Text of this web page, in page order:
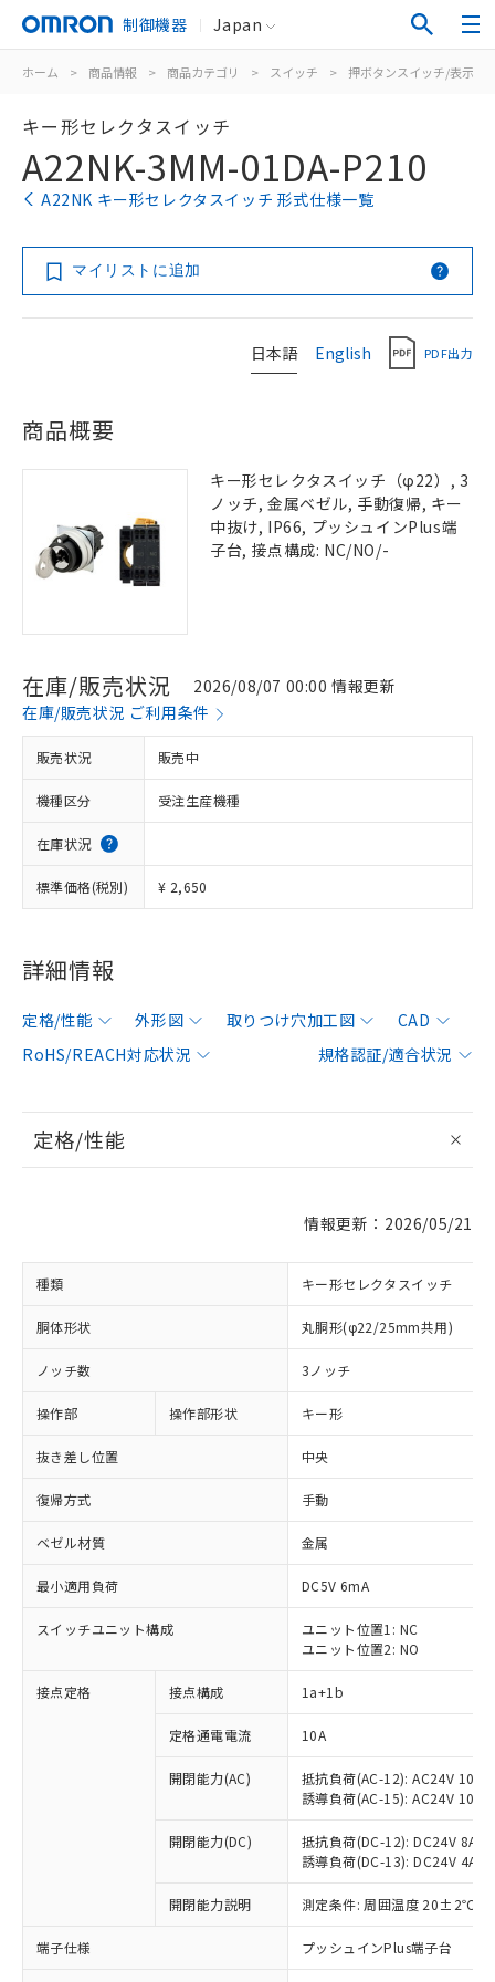
制御機器 Japan
ホーム > 商品情報 > 商品カテゴリ > スイッチ > 押ボタンスイッチ/表示灯
キー形セレクタスイッチ
A22NK-3MM-01DA-P210
A22NK キー形セレクタスイッチ 形式仕様一覧
マイリストに追加
日本語 English PDF出力
商品概要
キー形セレクタスイッチ（φ22）, 3
ノッチ, 金属ベゼル, 手動復帰, キー
中抜け, IP66, プッシュインPlus端
子台, 接点構成: NC/NO/-
在庫/販売状況
2026/08/07 00:00 情報更新
在庫/販売状況 ご利用条件
販売状況 販売中
機種区分 受注生産機種
在庫状況
標準価格(税別) ¥ 2,650
詳細情報
定格/性能 外形図 取りつけ穴加工図
CAD
RoHS/REACH対応状況
規格認証/適合状況
定格/性能
情報更新：2026/05/21
種類 キー形セレクタスイッチ
胴体形状 丸胴形(φ22/25mm共用)
ノッチ数 3ノッチ
操作部 操作部形状 キー形
抜き差し位置 中央
復帰方式 手動
ベゼル材質 金属
最小適用負荷 DC5V 6mA
スイッチユニット構成
ユニット位置1: NC
ユニット位置2: NO
接点定格 接点構成 1a+1b
定格通電電流 10A
開閉能力(AC)
抵抗負荷(AC-12): AC24V 10A/
誘導負荷(AC-15): AC24V
開閉能力(DC)
抵抗負荷(DC-12): DC24V 8A/
誘導負荷(DC-13): DC24V 4A/
開閉能力説明 測定条件: 周囲温度 20±2℃、
端子仕様 プッシュインPlus端子台
※1 対応状況
対応済み：EU RoHS指令（10物質）の
非含有に対応した製品が提供可能な商品で